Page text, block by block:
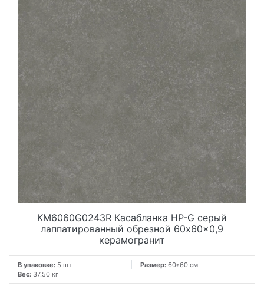
KM6060G0243R Касабланка HP-G серый
лаппатированный обрезной 60x60x0,9
керамогранит
В упаковке: 5 шт Размер: 60*60 см
Вес: 37.50 кг